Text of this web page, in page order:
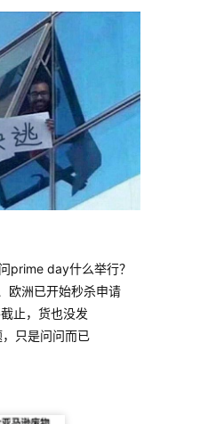
prime day什么举行？
欧洲已开始秒杀申请
止，货也没发
只是问问而已